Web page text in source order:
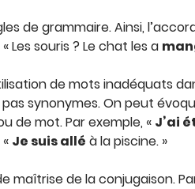
de grammaire. Ainsi,
Les souris ? Le chat les a
de mots inadéquats
pas synonymes. On peut
de mot. Par exemple, « J’ai
Je suis allé à la piscine. »
maîtrise de la conjugaison.